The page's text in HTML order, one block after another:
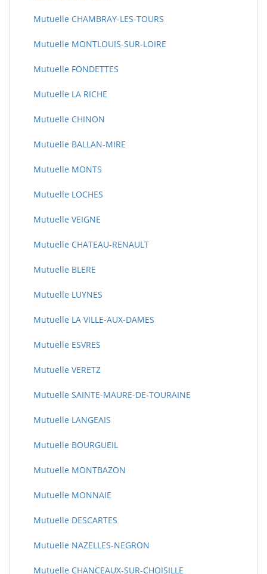
Mutuelle CHAMBRAY-LES-TOURS
Mutuelle MONTLOUIS-SUR-LOIRE
Mutuelle FONDETTES
Mutuelle LA RICHE
Mutuelle CHINON
Mutuelle BALLAN-MIRE
Mutuelle MONTS
Mutuelle LOCHES
Mutuelle VEIGNE
Mutuelle CHATEAU-RENAULT
Mutuelle BLERE
Mutuelle LUYNES
Mutuelle LA VILLE-AUX-DAMES
Mutuelle ESVRES
Mutuelle VERETZ
Mutuelle SAINTE-MAURE-DE-TOURAINE
Mutuelle LANGEAIS
Mutuelle BOURGUEIL
Mutuelle MONTBAZON
Mutuelle MONNAIE
Mutuelle DESCARTES
Mutuelle NAZELLES-NEGRON
Mutuelle CHANCEAUX-SUR-CHOISILLE